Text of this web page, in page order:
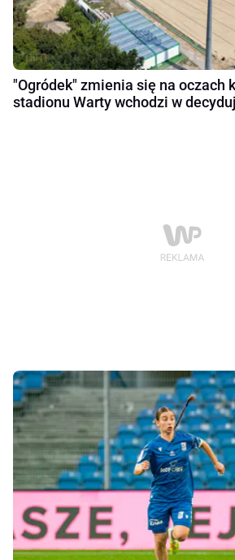
"Ogródek" zmienia się na oczach
stadionu Warty wchodzi w